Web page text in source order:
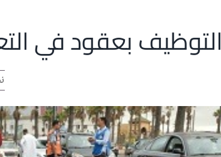
التوظيف بعقود في